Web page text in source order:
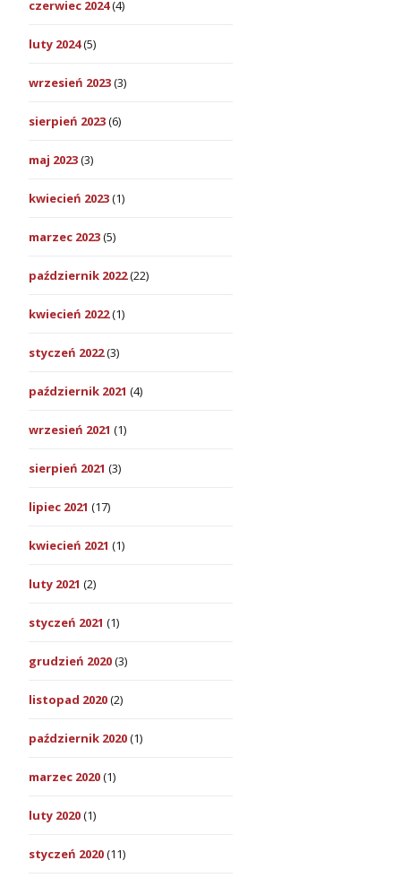
czerwiec 2024(4)
luty 2024(5)
wrzesień 2023(3)
sierpień 2023(6)
maj 2023(3)
kwiecień 2023(1)
marzec 2023(5)
październik 2022(22)
kwiecień 2022(1)
styczeń 2022(3)
październik 2021 (4)
wrzesień 2021 (1)
sierpień 2021 (3)
lipiec 2021 (17)
kwiecień 2021 (1)
luty 2021 (2)
styczeń 2021 (1)
grudzień 2020(3)
listopad 2020(2)
październik 2020(1)
marzec 2020(1)
luty 2020(1)
styczeń 2020(11)